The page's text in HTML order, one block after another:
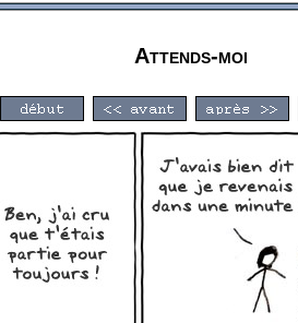
Attends-moi